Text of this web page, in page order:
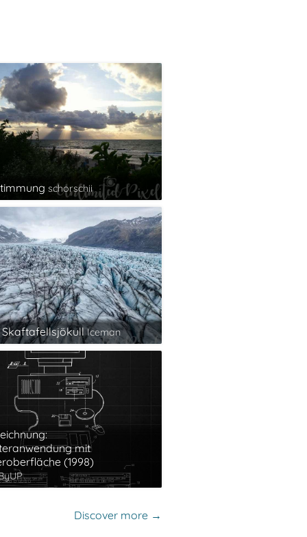
schorschii
Skaftafellsjökull Iceman
mit
(1998)
Discover more →